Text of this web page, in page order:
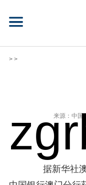
> >
来源：中国
据新华社澳